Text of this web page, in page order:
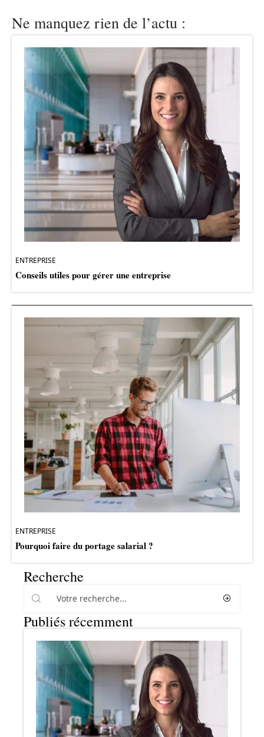
Ne manquez rien de l’actu :
ENTREPRISE
Conseils utiles pour gérer une entreprise
ENTREPRISE
Pourquoi faire du portage salarial ?
Recherche
Publiés récemment